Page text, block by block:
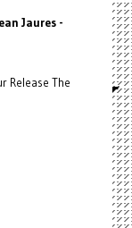
Jaures-
Release The